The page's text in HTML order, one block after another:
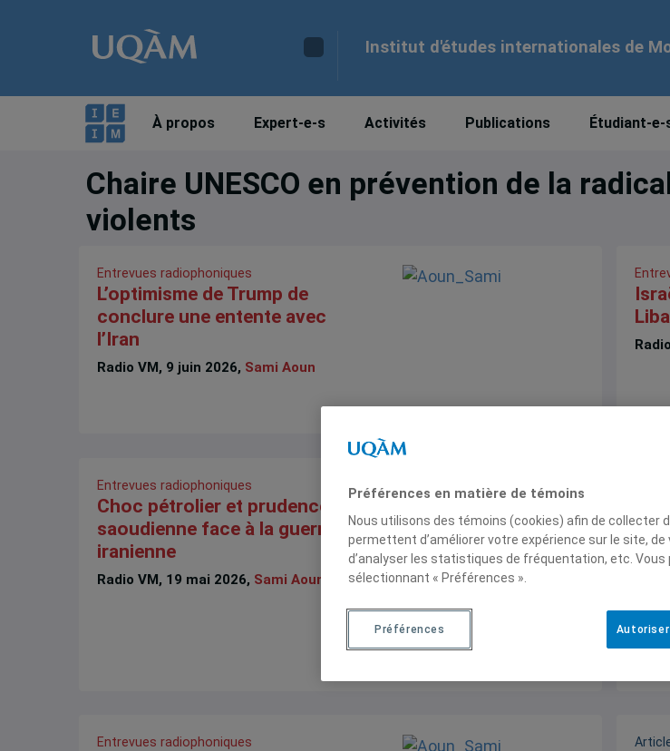
Institut d'études internationales de
À propos Expert-e-s Activités Publications Étudiant-e-
Chaire UNESCO en prévention de la
violents
Entrevues radiophoniques
L’optimisme de Trump de
conclure une entente avec
l’Iran
Radio VM, 9 juin 2026, Sami Aoun
Entrevues radiophoniques
Choc pétrolier et prudence
saoudienne face à la guerre
iranienne
Radio VM, 19 mai 2026, Sami Aoun
Avril
Entrevues radiophoniques
Préférences en matière de témoins
Nous utilisons des témoins (cookies) afin de collecter
permettent d’améliorer votre expérience sur le site,
d’analyser les statistiques de fréquentation, etc.
sélectionnant « Préférences ».
Préférences